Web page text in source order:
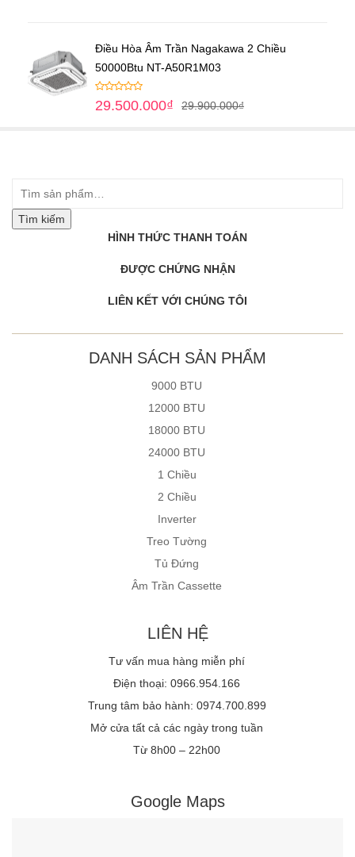
Điều Hòa Âm Trần Nagakawa 2 Chiều
50000Btu NT-A50R1M03
29.900.000₫
29.500.000₫
Tìm kiếm
HÌNH THỨC THANH TOÁN
ĐƯỢC CHỨNG NHẬN
LIÊN KẾT VỚI CHÚNG TÔI
DANH SÁCH SẢN PHẨM
9000 BTU
12000 BTU
18000 BTU
24000 BTU
1 Chiều
2 Chiều
Inverter
Treo Tường
Tủ Đứng
Âm Trần Cassette
LIÊN HỆ
Tư vấn mua hàng miễn phí
Điện thoại: 0966.954.166
Trung tâm bảo hành: 0974.700.899
Mở cửa tất cả các ngày trong tuần
Từ 8h00 – 22h00
Google Maps